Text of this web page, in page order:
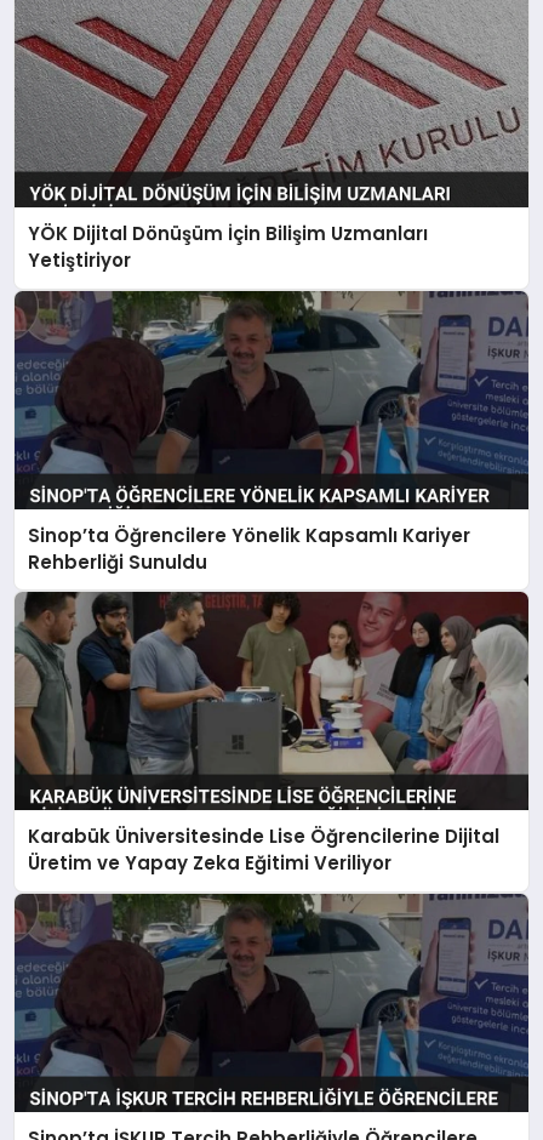
YÖK Dijital Dönüşüm İçin Bilişim Uzmanları
Yetiştiriyor
Sinop’ta Öğrencilere Yönelik Kapsamlı Kariyer
Rehberliği Sunuldu
Karabük Üniversitesinde Lise Öğrencilerine Dijital
Üretim ve Yapay Zeka Eğitimi Veriliyor